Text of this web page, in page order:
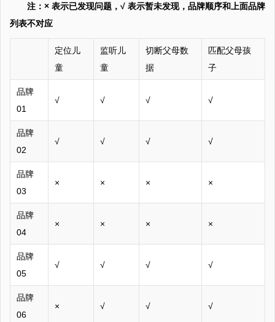
注：× 表示已发现问题，√ 表示暂未发现，品牌顺序和上面品牌
列表不对应
定位儿
童
监听儿
童
切断父母数
据
匹配父母孩
子
品牌
01
√ √ √ √
品牌
02
√ √ √ √
品牌
03
× × × ×
品牌
04
× × × ×
品牌
05
√ √ √ √
品牌
06
× √ √ √